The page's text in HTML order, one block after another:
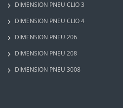
DIMENSION PNEU CLIO 3
DIMENSION PNEU CLIO 4
DIMENSION PNEU 206
DIMENSION PNEU 208
DIMENSION PNEU 3008